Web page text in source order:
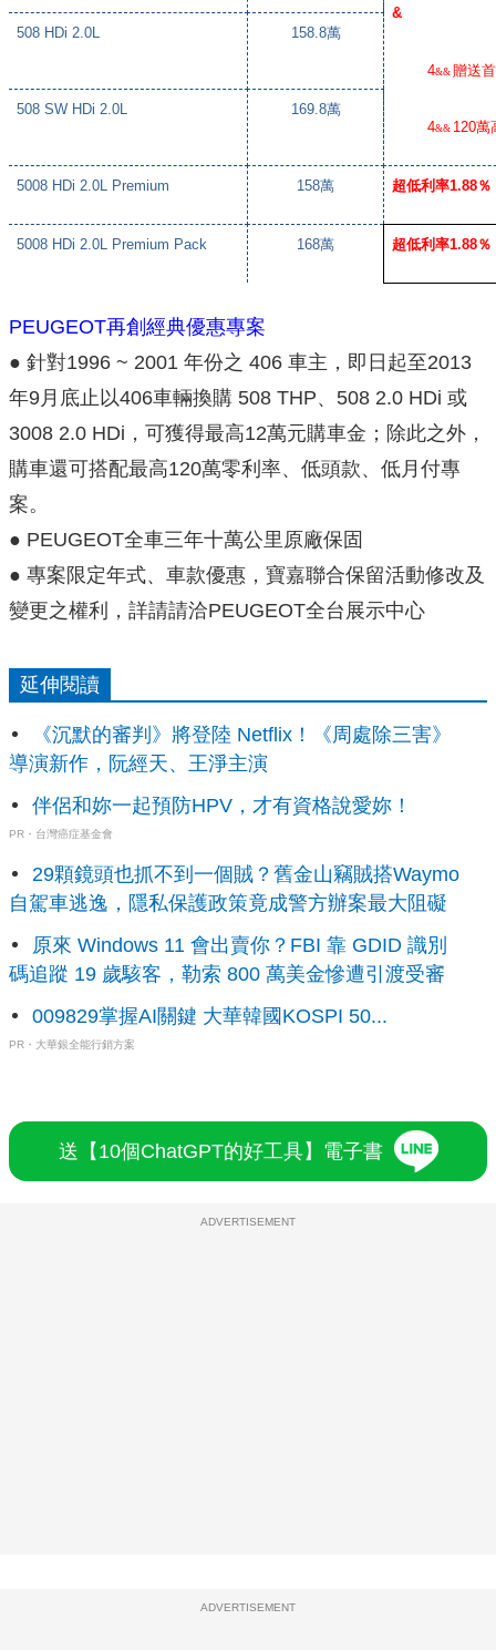
&
4&& 贈送
4&& 120萬
508 HDi 2.0L 158.8萬
508 SW HDi 2.0L 169.8萬
5008 HDi 2.0L Premium 158萬 超低利率1.88％
5008 HDi 2.0L Premium Pack 168萬 超低利率1.88％
PEUGEOT再創經典優惠專案
● 針對1996 ~ 2001 年份之 406 車主，即日起至2013
年9月底止以406車輛換購 508 THP、508 2.0 HDi 或
3008 2.0 HDi，可獲得最高12萬元購車金；除此之外，
購車還可搭配最高120萬零利率、低頭款、低月付專
案。
● PEUGEOT全車三年十萬公里原廠保固
● 專案限定年式、車款優惠，寶嘉聯合保留活動修改及
變更之權利，詳請請洽PEUGEOT全台展示中心
延伸閱讀
《沉默的審判》將登陸 Netflix！《周處除三害》
導演新作，阮經天、王淨主演
伴侶和妳一起預防HPV，才有資格說愛妳！
PR・台灣癌症基金會
29顆鏡頭也抓不到一個賊？舊金山竊賊搭Waymo
自駕車逃逸，隱私保護政策竟成警方辦案最大阻礙
原來 Windows 11 會出賣你？FBI 靠 GDID 識別
碼追蹤 19 歲駭客，勒索 800 萬美金慘遭引渡受審
009829掌握AI關鍵 大華韓國KOSPI 50...
PR・大華銀全能行銷方案
送【10個ChatGPT的好工具】電子書
ADVERTISEMENT
ADVERTISEMENT